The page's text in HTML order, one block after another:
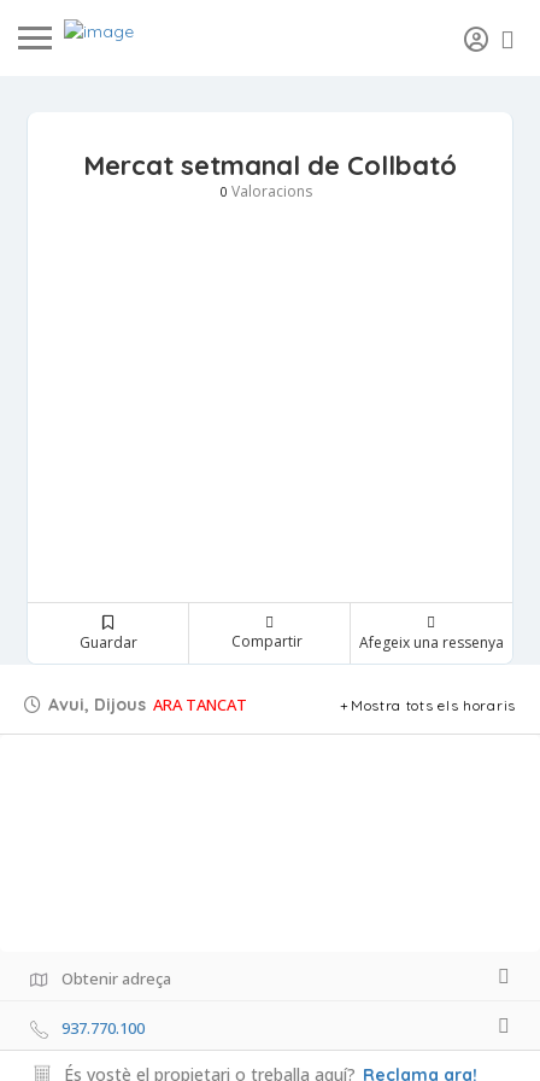
Mercat setmanal de Collbató
0 Valoracions
Guardar Compartir Afegeix una ressenya
Avui, Dijous ARA TANCAT Mostra tots els horaris
Obtenir adreça
937.770.100
És vostè el propietari o treballa aquí? Reclama ara!